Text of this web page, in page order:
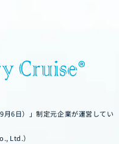
6日）」制定元企業が運営してい
Ltd.）